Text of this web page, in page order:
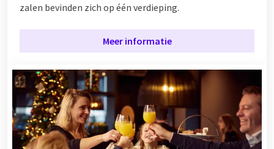
zalen bevinden zich op één verdieping.
Meer informatie